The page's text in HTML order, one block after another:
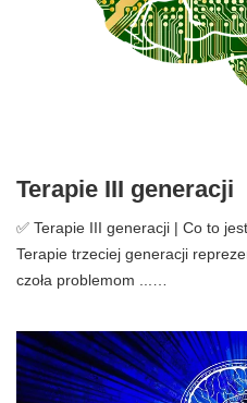
Terapie III generacji
✅ Terapie III generacji | Co to
Terapie trzeciej generacji
czoła problemom ...…